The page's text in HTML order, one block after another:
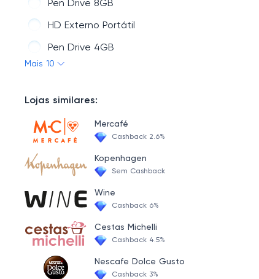
Pen Drive 8GB
HD Externo Portátil
Pen Drive 4GB
Pen Drive
Pen Drive 32GB
Mais 10
Lojas similares:
Mercafé
Cashback 2.6%
Kopenhagen
Sem Cashback
Wine
Cashback 6%
Cestas Michelli
Cashback 4.5%
Nescafe Dolce Gusto
Cashback 3%